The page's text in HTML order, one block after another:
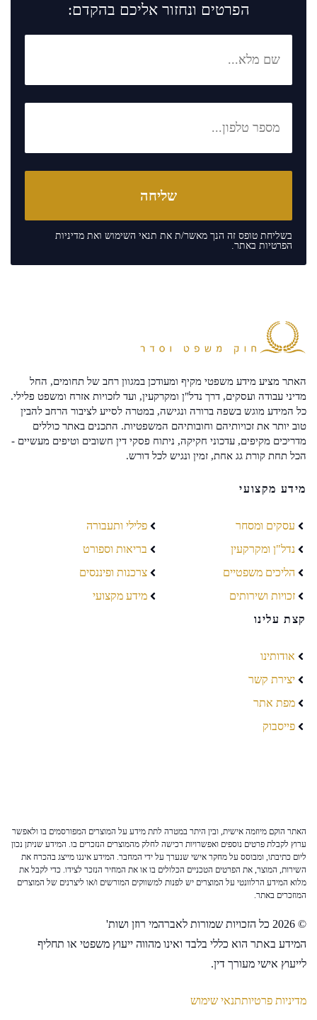
הפרטים ונחזור אליכם בהקדם:
בשליחת טופס זה הנך מאשר/ת את תנאי השימוש ואת מדיניות
הפרטיות באתר.
האתר מציע מידע משפטי מקיף ומעודכן במגוון רחב של תחומים, החל
מדיני עבודה ועסקים, דרך נדל"ן ומקרקעין, ועד לזכויות אזרח ומשפט פלילי.
כל המידע מוגש בשפה ברורה ונגישה, במטרה לסייע לציבור הרחב להבין
טוב יותר את זכויותיהם וחובותיהם המשפטיות. התכנים באתר כוללים
מדריכים מקיפים, עדכוני חקיקה, ניתוח פסקי דין חשובים וטיפים מעשיים -
הכל תחת קורת גג אחת, זמין ונגיש לכל דורש.
מידע מקצועי
עסקים ומסחר
נדל"ן ומקרקעין
הליכים משפטיים
זכויות ושירותים
פלילי ותעבורה
בריאות וספורט
צרכנות ופיננסים
מידע מקצועי
קצת עלינו
אודותינו
יצירת קשר
מפת אתר
פייסבוק
האתר הוקם מיוזמה אישית, ובין היתר במטרה לתת מידע על המוצרים המפורסמים בו ולאפשר
ערוץ לקבלת פרטים נוספים ואפשרויות רכישה לחלק מהמוצרים הנזכרים בו. המידע שניתן נכון
ליום כתיבתו, ומבוסס על מחקר אישי שנערך על ידי המחבר. המידע איננו מייצג בהכרח את
השירות, המוצר, את הפרטים הטכניים הכלולים בו או את המחיר הנזכר לצידו. כדי לקבל את
מלוא המידע הרלוונטי על המוצרים יש לפנות למשווקים המורשים ו/או ליצרנים של המוצרים
המוזכרים באתר.
© 2026 כל הזכויות שמורות לאברהמי רוזן ושות'
המידע באתר הוא כללי בלבד ואינו מהווה ייעוץ משפטי או תחליף
לייעוץ אישי מעורך דין.
מדיניות פרטיותתנאי שימוש